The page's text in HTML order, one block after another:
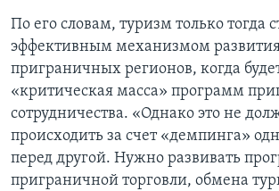
По его словам, туризм только тогда
эффективным механизмом
приграничных регионов, когда
«критическая масса» программ
сотрудничества. «Однако это не
происходить за счет «демпинга»
перед другой. Нужно развивать
приграничной торговли, обмена